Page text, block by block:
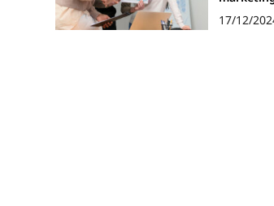
17/12/